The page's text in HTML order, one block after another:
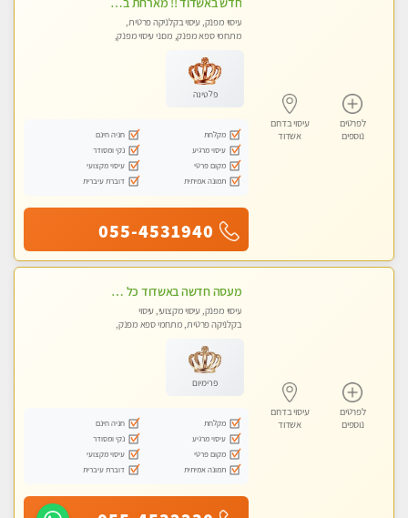
לפרטים
נוספים
עיסוי בדרום
אשדוד
עיסוי מפנק, עיסוי בקלניקה פרטית,
מתחמי ספא מפנק, מכוני עיסוי מפנק,
פלטינה
מקלחת
חניה חינם
עיסוי מרגיע
נקי ומסודר
מקום פרטי
עיסוי מקצועי
תמונה אמיתית
דוברת עיברית
055-4531940
לפרטים
נוספים
עיסוי בדרום
אשדוד
מעסה חדשה באשדוד כל סוגי העיסויים מעסה מקצועית ואיכותית פרטי!!!מומלץ לחלוטין!!
עיסוי מפנק, עיסוי מקצועי, עיסוי
בקלניקה פרטית, מתחמי ספא מפנק,
פרימיום
מקלחת
חניה חינם
עיסוי מרגיע
נקי ומסודר
מקום פרטי
עיסוי מקצועי
תמונה אמיתית
דוברת עיברית